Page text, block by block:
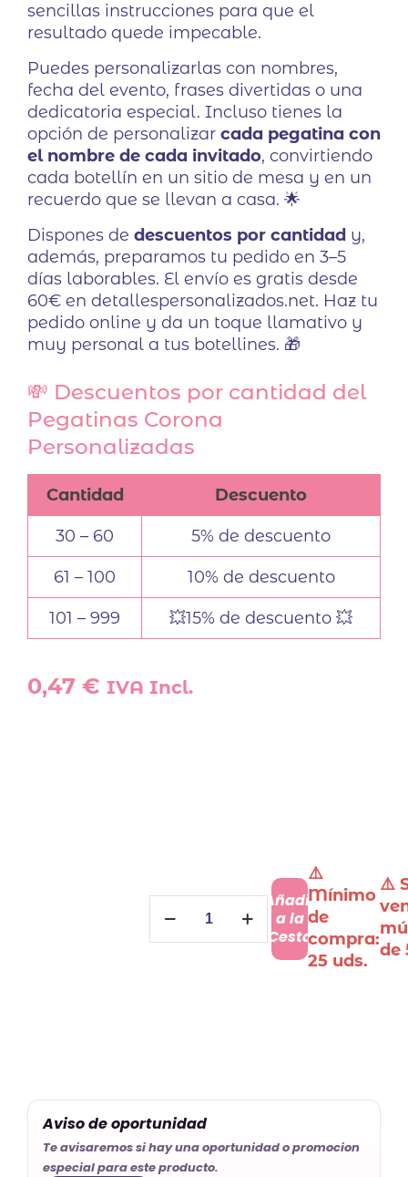
sencillas instrucciones para que el
resultado quede impecable.
Puedes personalizarlas con nombres,
fecha del evento, frases divertidas o una
dedicatoria especial. Incluso tienes la
opción de personalizar cada pegatina con
el nombre de cada invitado, convirtiendo
cada botellín en un sitio de mesa y en un
recuerdo que se llevan a casa. 🌟
Dispones de descuentos por cantidad y,
además, preparamos tu pedido en 3–5
días laborables. El envío es gratis desde
60€ en detallespersonalizados.net. Haz tu
pedido online y da un toque llamativo y
muy personal a tus botellines. 🎁
💸 Descuentos por cantidad del
Pegatinas Corona
Personalizadas
Cantidad Descuento
30 – 60 5% de descuento
61 – 100 10% de descuento
101 – 999 💥15% de descuento 💥
0,47 € IVA Incl.
Corona
Personalizadas
Añadir
a la
Cesta
⚠️
Mínimo
de
compra:
25 uds.
⚠️
de
Aviso de oportunidad
Te avisaremos si hay una oportunidad o promocion
especial para este producto.